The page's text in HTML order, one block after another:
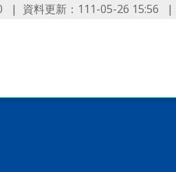
資料更新：111-05-26 15:56